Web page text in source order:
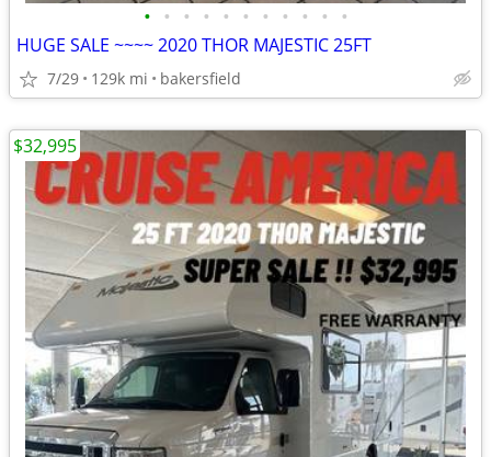
• • • • • • • • • • •
HUGE SALE ~~~~ 2020 THOR MAJESTIC 25FT
7/29 129k mi bakersfield
$32,995